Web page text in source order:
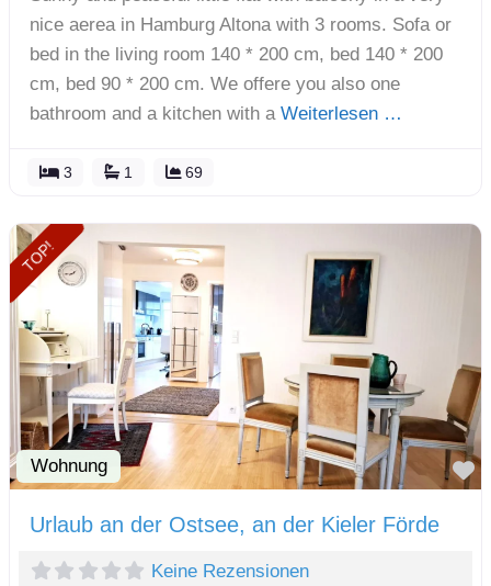
nice aerea in Hamburg Altona with 3 rooms. Sofa or
bed in the living room 140 * 200 cm, bed 140 * 200
cm, bed 90 * 200 cm. We offere you also one
bathroom and a kitchen with a Weiterlesen …
3 1 69
TOP!
Wohnung
Urlaub an der Ostsee, an der Kieler Förde
Keine Rezensionen